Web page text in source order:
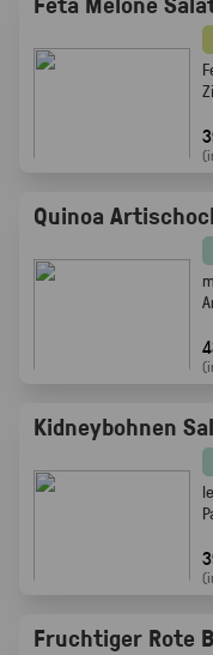
Quinoa
Kidneybohnen
Fruchtiger Rote